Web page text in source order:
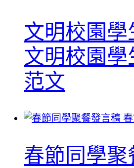
文明校園學
文明校園學
范文
春節同學聚